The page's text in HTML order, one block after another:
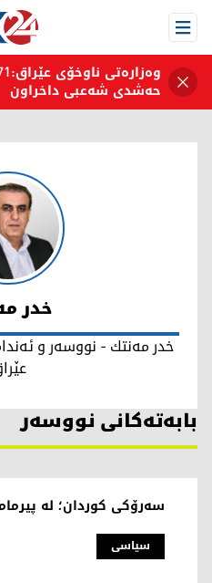
Open Menu
حەشدی شەعبی داخراون
خدر
خدر
خدر مەنتك - نووسەر و
بابەتەکانی نووسەر
سیاسی
سەرۆکی کوردان؛ لە